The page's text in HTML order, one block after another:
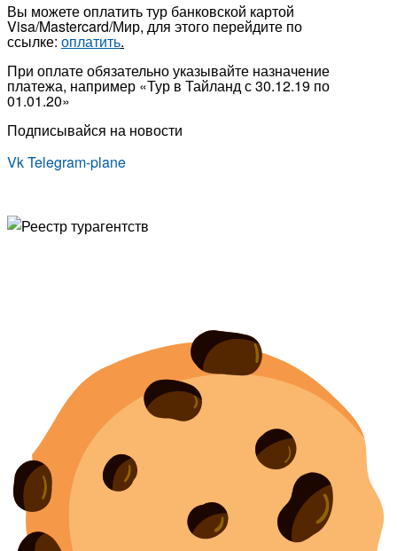
Вы можете оплатить тур банковской картой
Visa/Mastercard/Мир, для этого перейдите по
ссылке: оплатить.
При оплате обязательно указывайте назначение
платежа, например «Тур в Тайланд с 30.12.19 по
01.01.20»
Подписывайся на новости
VkTelegram-plane